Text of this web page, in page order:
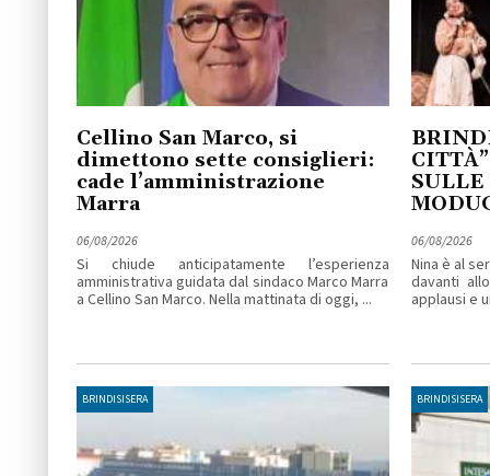
Cellino San Marco, si
dimettono sette consiglieri:
cade l’amministrazione
Marra
06/08/2026
Si chiude anticipatamente l’esperienza
amministrativa guidata dal sindaco Marco Marra
a Cellino San Marco. Nella mattinata di oggi, ...
06/08/2026
Nina è al
davanti
applausi e
BRINDISISERA BRINDISISERA